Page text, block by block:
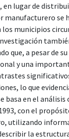
lugar de
manufacturero se
municipios
que, a pesar de
y una
lo que
en el análisis
con el
utilizando
la